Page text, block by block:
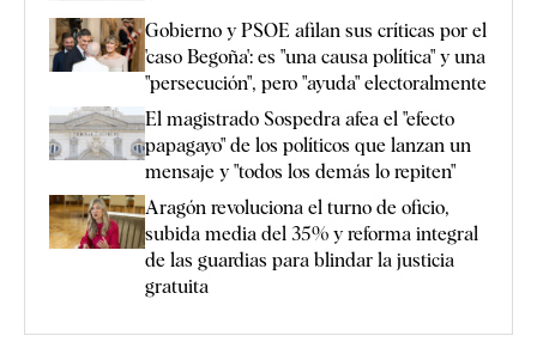
Gobierno y PSOE afilan sus críticas por el
'caso Begoña': es "una causa política" y una
"persecución", pero "ayuda" electoralmente
El magistrado Sospedra afea el "efecto
papagayo" de los políticos que lanzan un
mensaje y "todos los demás lo repiten"
Aragón revoluciona el turno de oficio,
subida media del 35% y reforma integral
de las guardias para blindar la justicia
gratuita